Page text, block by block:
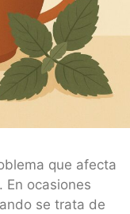
que afecta
En ocasiones
se trata de